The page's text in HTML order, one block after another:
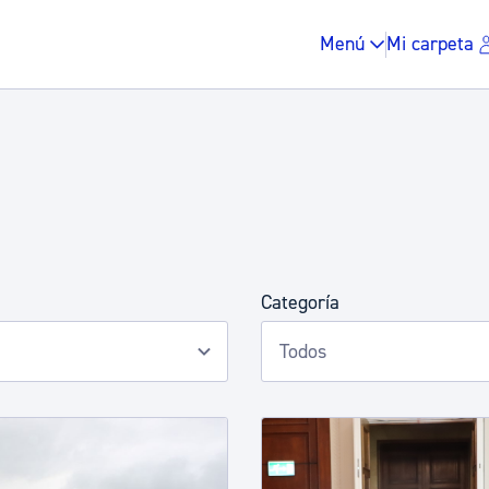
Menú Mi carpeta
Vivienda y
Categoría